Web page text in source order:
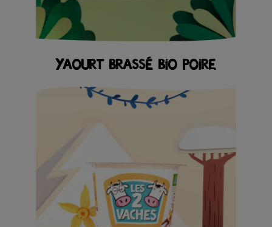
YAOURT BRASSÉ BIO POIRE